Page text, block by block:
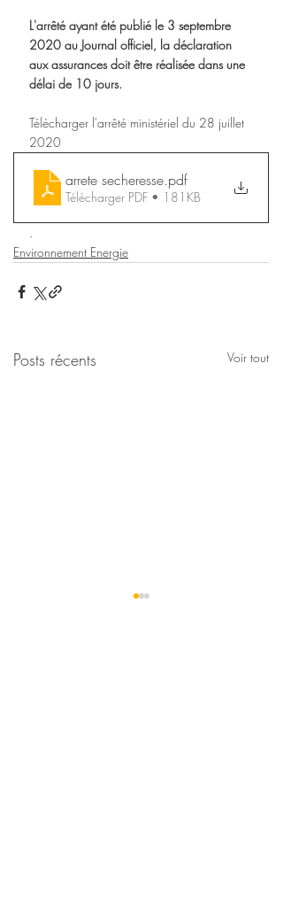
L'arrêté ayant été publié le 3 septembre
2020 au Journal officiel, la déclaration
aux assurances doit être réalisée dans une
délai de 10 jours.
Télécharger l'arrêté ministériel du 28 juillet
2020
arrete secheresse.pdf
Télécharger PDF • 181KB
.
Environnement Energie
Posts récents Voir tout